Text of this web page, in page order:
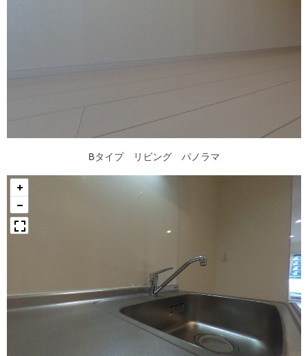
Bタイプ リビング パノラマ